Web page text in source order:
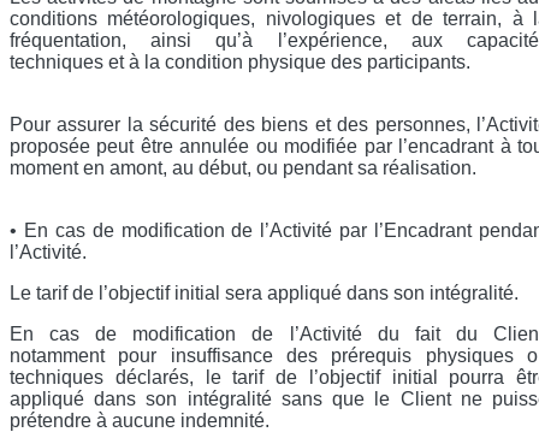
conditions météorologiques, nivologiques et de terrain, à
fréquentation, ainsi qu’à l’expérience, aux
techniques et à la condition physique des participants.
Pour assurer la sécurité des biens et des personnes,
proposée peut être annulée ou modifiée par l’encadrant à
moment en amont, au début, ou pendant sa réalisation.
• En cas de modification de l’Activité par l’Encadrant
l’Activité.
Le tarif de l’objectif initial sera appliqué dans son intégralité.
En cas de modification de l’Activité du fait du
notamment pour insuffisance des prérequis physiques
techniques déclarés, le tarif de l’objectif initial pourra
appliqué dans son intégralité sans que le Client ne
prétendre à aucune indemnité.